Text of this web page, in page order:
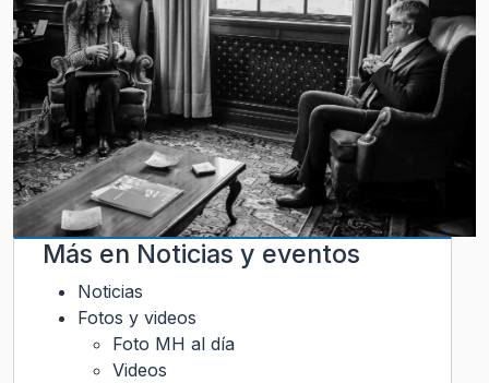
Más en Noticias y eventos
Noticias
Fotos y videos
Foto MH al día
Videos